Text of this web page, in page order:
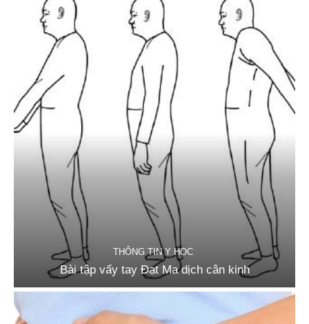
THÔNG TIN Y HỌC
Bài tập vẩy tay Đạt Ma dịch cân kinh